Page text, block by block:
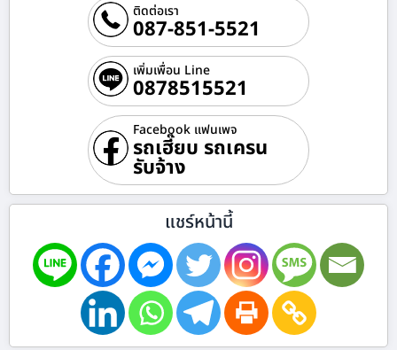
ติดต่อเรา
087-851-5521
เพิ่มเพื่อน Line
0878515521
Facebook แฟนเพจ
รถเฮี๊ยบ รถเครน
รับจ้าง
แชร์หน้านี้